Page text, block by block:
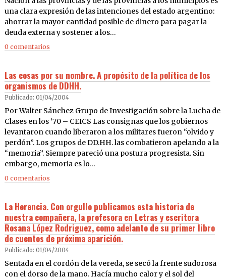
una clara expresión de las intenciones del estado argentino:
ahorrar la mayor cantidad posible de dinero para pagar la
deuda externa y sostener a los…
0 comentarios
Las cosas por su nombre. A propósito de la política de los
organismos de DDHH.
Publicado: 01/04/2004
Por Walter Sánchez Grupo de Investigación sobre la Lucha de
Clases en los ’70 – CEICS Las consignas que los gobiernos
levantaron cuando liberaron a los militares fueron “olvido y
perdón”. Los grupos de DD.HH. las combatieron apelando a la
“memoria”. Siempre pareció una postura progresista. Sin
embargo, memoria es lo…
0 comentarios
La Herencia. Con orgullo publicamos esta historia de
nuestra compañera, la profesora en Letras y escritora
Rosana López Rodriguez, como adelanto de su primer libro
de cuentos de próxima aparición.
Publicado: 01/04/2004
Sentada en el cordón de la vereda, se secó la frente sudorosa
con el dorso de la mano. Hacía mucho calor y el sol del